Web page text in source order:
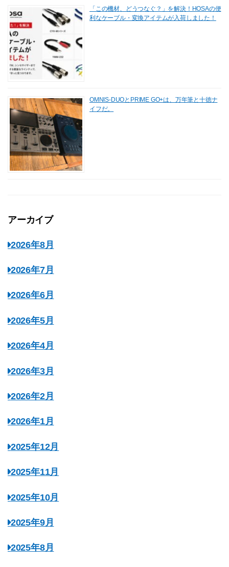
「この機材、どうつなぐ？」を解決！HOSAの便
利なケーブル・変換アイテムが入荷しました！
OMNIS-DUOとPRIME GO+は、万年筆と十徳ナ
イフだ。
アーカイブ
2026年8月
2026年7月
2026年6月
2026年5月
2026年4月
2026年3月
2026年2月
2026年1月
2025年12月
2025年11月
2025年10月
2025年9月
2025年8月